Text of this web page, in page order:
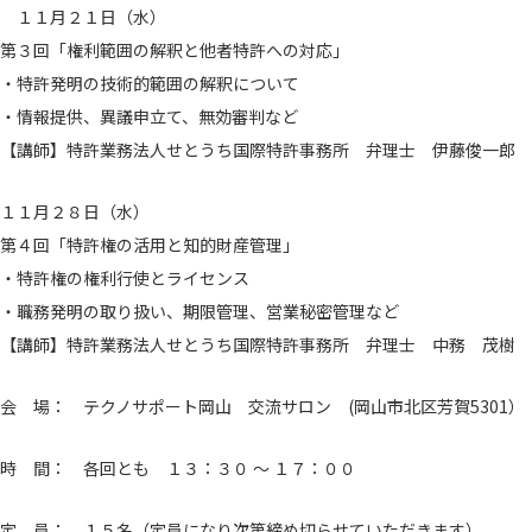
１１月２１日（水）
第３回「権利範囲の解釈と他者特許への対応」
・特許発明の技術的範囲の解釈について
・情報提供、異議申立て、無効審判など
【講師】特許業務法人せとうち国際特許事務所 弁理士 伊藤俊一郎
１１月２８日（水）
第４回「特許権の活用と知的財産管理」
・特許権の権利行使とライセンス
・職務発明の取り扱い、期限管理、営業秘密管理など
【講師】特許業務法人せとうち国際特許事務所 弁理士 中務 茂樹
会 場： テクノサポート岡山 交流サロン (岡山市北区芳賀5301）
時 間： 各回とも １３：３０ ～ １７：００